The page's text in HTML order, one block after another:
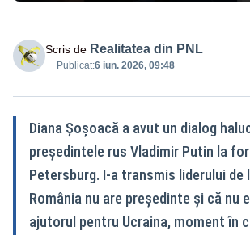
Scris de Realitatea din PNL
Publicat:6 iun. 2026, 09:48
Diana Șoșoacă a avut un dialog
președintele rus Vladimir Putin la
Petersburg. I-a transmis liderului de
România nu are președinte și că nu
ajutorul pentru Ucraina, moment în